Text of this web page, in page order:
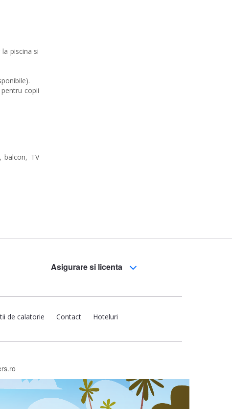
piscina si
copii
balcon, TV
Asigurare si licenta
de calatorie Contact Hoteluri